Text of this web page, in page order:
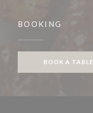
BOOKING
BOOK A TABLE